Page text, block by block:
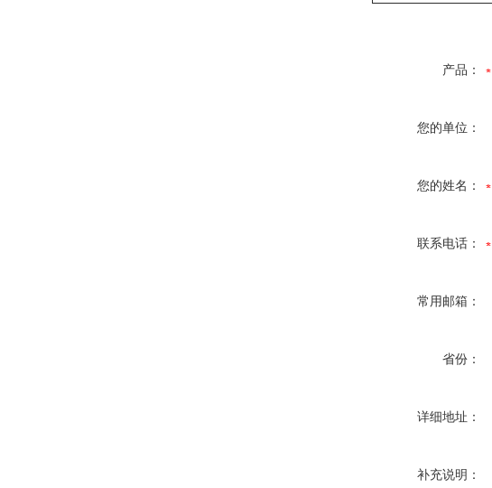
产品：
您的单位：
您的姓名：
联系电话：
常用邮箱：
省份：
详细地址：
补充说明：